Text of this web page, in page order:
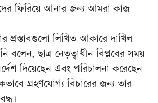
ফিরিয়ে আনার জন্য আমরা কাজ
প্রস্তাবগুলো লিখিত আকারে দাখিল
বলেন, ছাত্র-নেতৃত্বাধীন বিপ্লবের সময়
দিয়েছেন এবং পরিচালনা করেছেন
গ্রহণযোগ্য বিচারের জন্য তার